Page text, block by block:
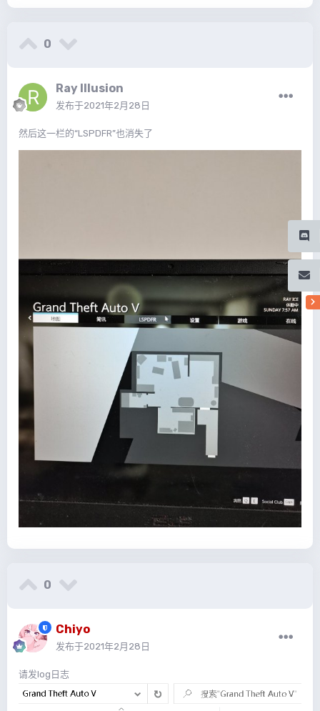
0
Ray Illusion
发布于2021年2月28日
然后这一栏的“LSPDFR”也消失了
0
Chiyo
发布于2021年2月28日
请发log日志